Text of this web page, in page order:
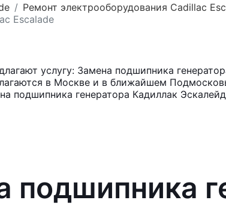
Ремонт электрооборудования Cadillac
Escalade
услугу: Замена подшипника
в Москве и в ближайшем
подшипника генератора Кадиллак
подшипника